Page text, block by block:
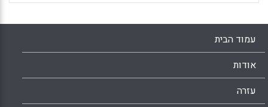
עמוד הבית
אודות
עזרה